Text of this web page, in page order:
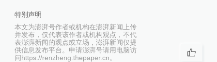
特别声明
本文为澎湃号作者或机构在澎湃新闻上传
并发布，仅代表该作者或机构观点，不代
表澎湃新闻的观点或立场，澎湃新闻仅提
供信息发布平台。申请澎湃号请用电脑访
问https://renzheng.thepaper.cn。